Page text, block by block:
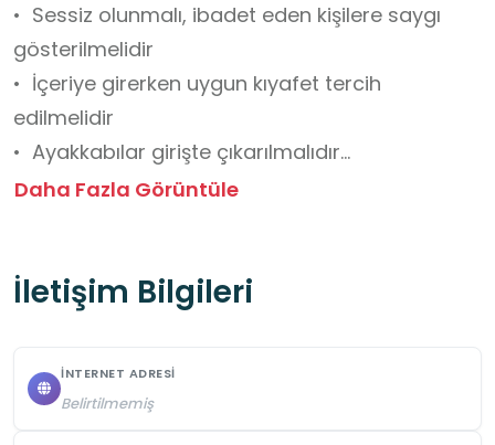
•  Sessiz olunmalı, ibadet eden kişilere saygı
gösterilmelidir
•  İçeriye girerken uygun kıyafet tercih
edilmelidir
•  Ayakkabılar girişte çıkarılmalıdır
•  Fotoğraf çekimi serbesttir; ancak flaşlı çekim
edilmemelidir
•  İslam mimarisi, mihrap ve minber öğeleri
Daha Fazla Görüntüle
İletişim Bilgileri
İNTERNET ADRESI
Belirtilmemiş